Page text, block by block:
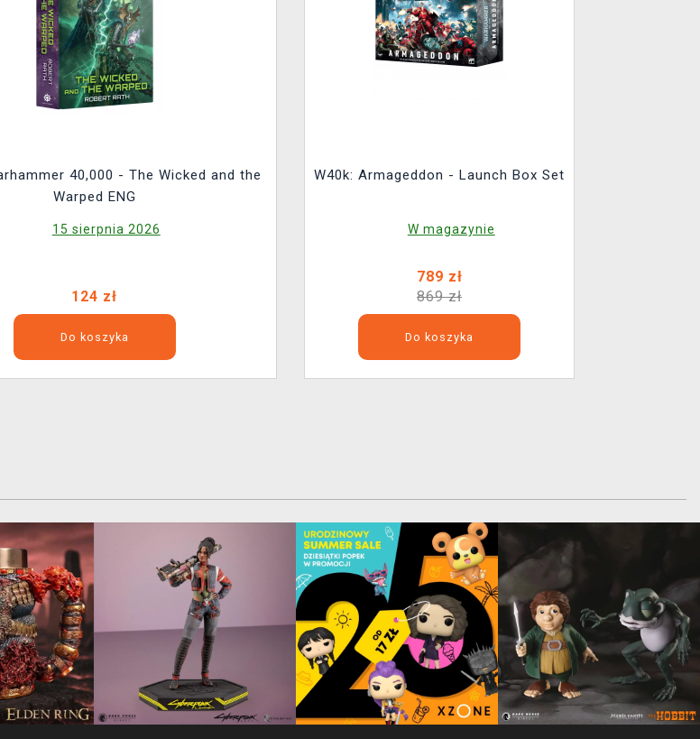
40,000 - The Wicked and the
Warped ENG
15 sierpnia 2026
124 zł
Do koszyka
W40k: Armageddon - Launch Box Set
W magazynie
789 zł
869 zł
Do koszyka